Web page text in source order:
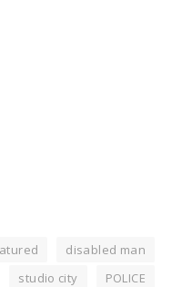
disabled man
POLICE
studio city